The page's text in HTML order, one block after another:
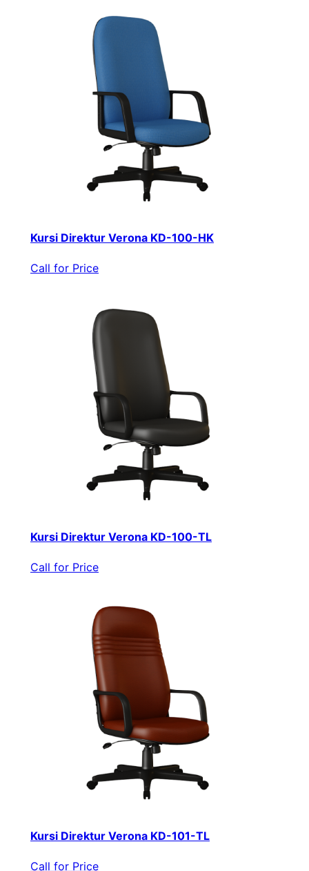
Kursi Direktur Verona KD-100-HK
Call for Price
Kursi Direktur Verona KD-100-TL
Call for Price
Kursi Direktur Verona KD-101-TL
Call for Price